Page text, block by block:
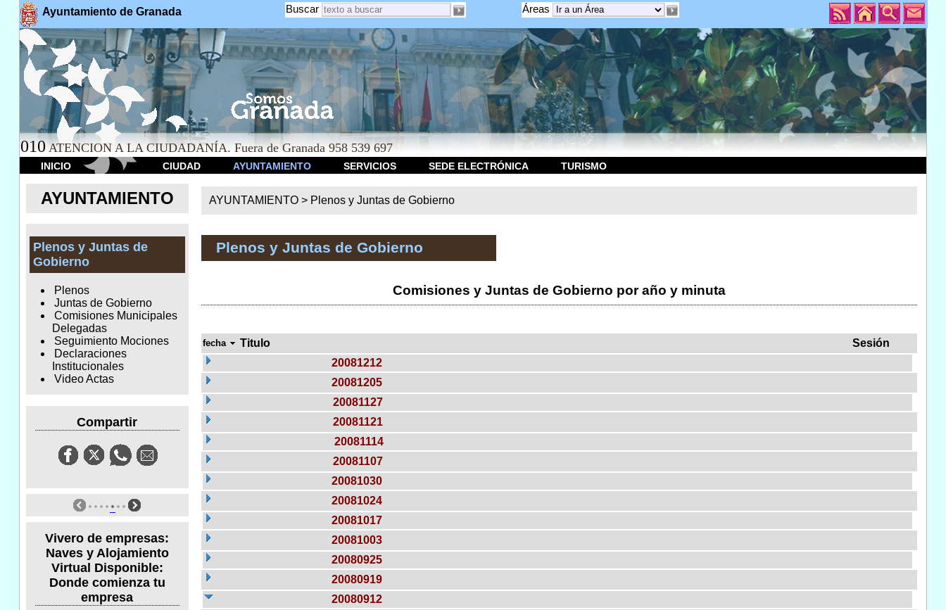
Ayuntamiento de Granada Áreas
Buscar
010 ATENCION A LA CIUDADANÍA. Fuera de Granada 958 539 697
INICIO CIUDAD AYUNTAMIENTO SERVICIOS SEDE ELECTRÓNICA TURISMO
AYUNTAMIENTO
Plenos y Juntas de
Gobierno
Plenos
Juntas de Gobierno
Comisiones Municipales
Delegadas
Seguimiento Mociones
Declaraciones
Institucionales
Video Actas
Compartir
Vivero de empresas:
Naves y Alojamiento
Virtual Disponible:
Donde comienza tu
empresa
AYUNTAMIENTO > Plenos y Juntas de Gobierno
Plenos y Juntas de Gobierno
Comisiones y Juntas de Gobierno por año y minuta
fecha Titulo
Sesión
20081212
20081205
20081127
20081121
20081114
20081107
20081030
20081024
20081017
20081003
20080925
20080919
20080912